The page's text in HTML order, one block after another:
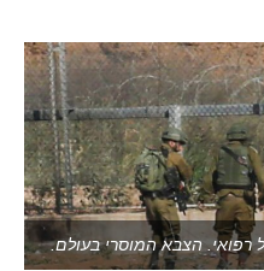
רפואי. הצבא המוסרי בעולם.